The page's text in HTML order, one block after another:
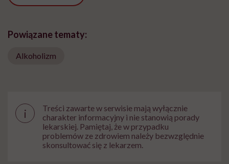
Powiązane tematy:
Alkoholizm
i
Treści zawarte w serwisie mają wyłącznie
charakter informacyjny i nie stanowią porady
lekarskiej. Pamiętaj, że w przypadku
problemów ze zdrowiem należy bezwzględnie
skonsultować się z lekarzem.